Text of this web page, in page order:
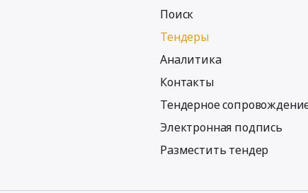
Поиск
Тендеры
Аналитика
Контакты
Тендерное
Электронная подпись
Разместить тендер